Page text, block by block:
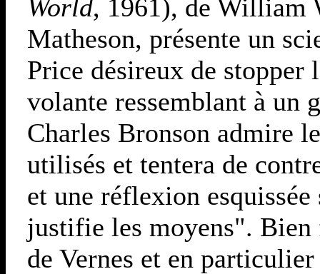
World, 1961), de William
Matheson, présente un
Price désireux de stopper
volante ressemblant à un
Charles Bronson admire
utilisés et tentera de
et une réflexion
justifie les moyens".
de Vernes et en